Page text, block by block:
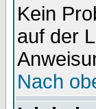
Kein
auf der
Nach